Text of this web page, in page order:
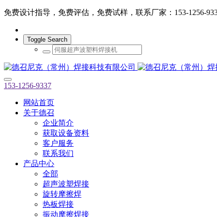
免费设计指导，免费评估，免费试样，联系厂家：153-1256-
Toggle Search
153-1256-9337
网站首页
关于德召
企业简介
获取设备资料
客户服务
联系我们
产品中心
全部
超声波塑焊接
旋转摩擦焊
热板焊接
振动摩擦焊接